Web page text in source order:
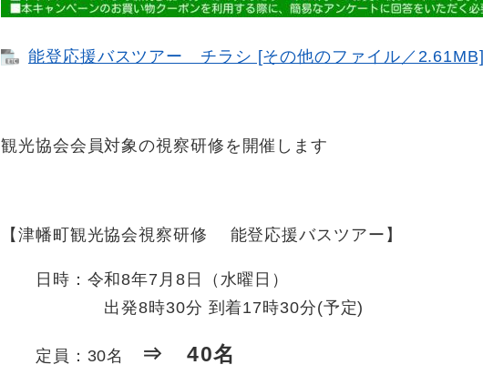
能登応援バスツアー チラシ [その他のファイル／2.61MB]
観光協会会員対象の視察研修を開催します
【津幡町観光協会視察研修 能登応援バスツアー】
日時：令和8年7月8日（水曜日）
出発8時30分 到着17時30分(予定)
定員：30名 ⇒ 40名